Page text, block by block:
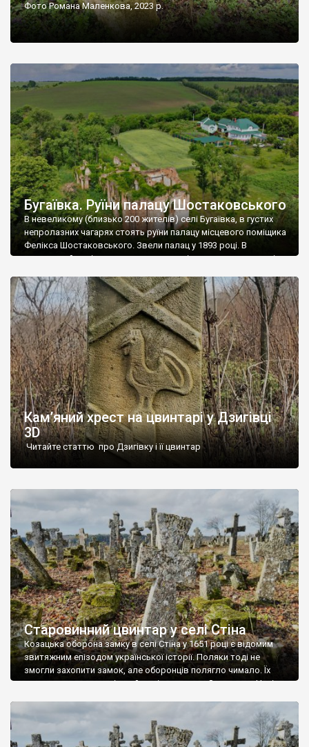
Фото Романа Маленкова, 2023 р.
Бугаївка. Руїни палацу Шостаковського
В невеликому (близько 200 жителів) селі Бугаївка, в густих
непролазних чагарях стоять руїни палацу місцевого поміщика
Фелікса Шостаковського. Звели палац у 1893 році. В
радянський період у ньому спочатку містилася школа, потім
століття тут розмістили туберкульозну лікарню. Коли із
палацу виїхала лікарня – ми точно не […]
Кам’яний хрест на цвинтарі у Дзигівці
3D
Читайте статтю про Дзигівку і її цвинтар
Старовинний цвинтар у селі Стіна
Козацька оборона замку в селі Стіна у 1651 році є відомим
звитяжним епізодом української історії. Поляки тоді не
змогли захопити замок, але оборонців полягло чимало. Їх
поховали на цвинтарі, який тоді називався Замковим. Нині на
ньому чимало хрестів 19 століття, є такі, де епітафії стер […]